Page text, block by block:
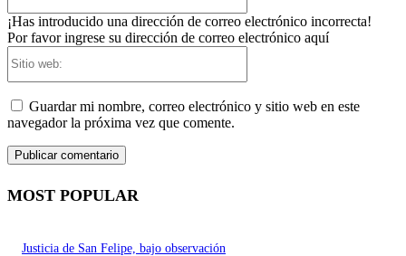
¡Has introducido una dirección de correo electrónico incorrecta!
Por favor ingrese su dirección de correo electrónico aquí
Guardar mi nombre, correo electrónico y sitio web en este
navegador la próxima vez que comente.
MOST POPULAR
Justicia de San Felipe, bajo observación